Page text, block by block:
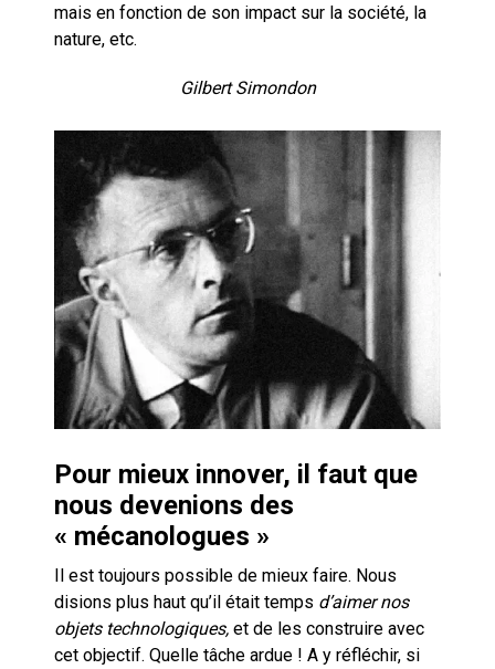
mais en fonction de son impact sur la société, la
nature, etc.
Gilbert Simondon
Pour mieux innover, il faut que
nous devenions des
« mécanologues »
Il est toujours possible de mieux faire. Nous
disions plus haut qu’il était temps d’aimer nos
objets technologiques, et de les construire avec
cet objectif. Quelle tâche ardue ! A y réfléchir, si